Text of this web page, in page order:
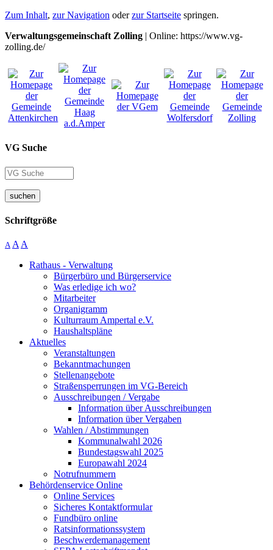
Zum Inhalt, zur Navigation oderzur Startseite springen.
Verwaltungsgemeinschaft Zolling | Online: https://www.vg-
zolling.de/
VG Suche
suchen
Schriftgröße
A A A
Rathaus - Verwaltung
Bürgerbüro und Bürgerservice
Was erledige ich wo?
Mitarbeiter
Organigramm
Kulturraum Ampertal e.V.
Haushaltspläne
Aktuelles
Veranstaltungen
Bekanntmachungen
Stellenangebote
Straßensperrungen im VG-Bereich
Ausschreibungen / Vergabe
Information über Ausschreibungen
Information über Vergaben
Wahlen / Abstimmungen
Kommunalwahl 2026
Bundestagswahl 2025
Europawahl 2024
Notrufnummern
Behördenservice Online
Online Services
Sicheres Kontaktformular
Fundbüro online
Ratsinformationssystem
Beschwerdemanagement